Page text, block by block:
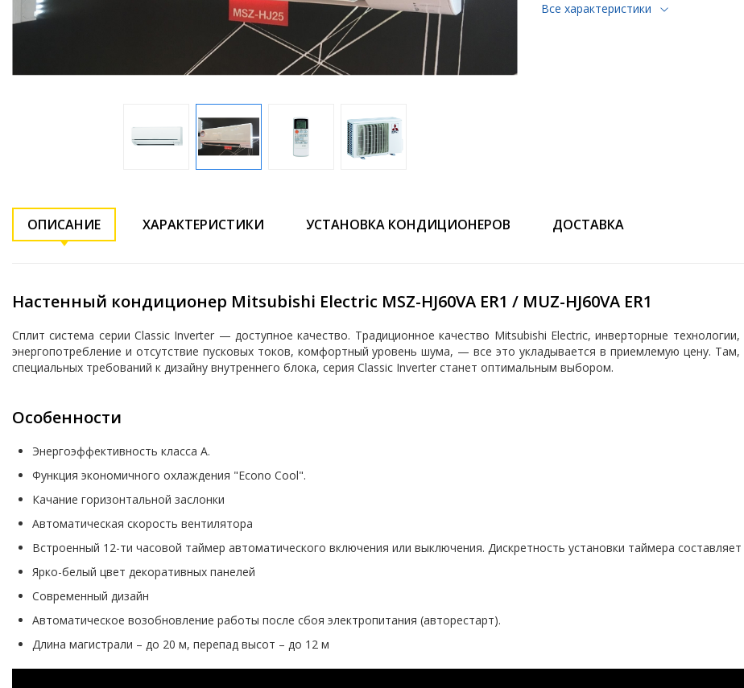
Все характеристики
ОПИСАНИЕ ХАРАКТЕРИСТИКИ УСТАНОВКА КОНДИЦИОНЕРОВ ДОСТАВКА
Настенный кондиционер Mitsubishi Electric MSZ-HJ60VA ER1 / MUZ-HJ60VA ER1
Сплит система серии Classic Inverter — доступное качество. Традиционное качество Mitsubishi Electric, инверторные
энергопотребление и отсутствие пусковых токов, комфортный уровень шума, — все это укладывается в приемлемую цену.
специальных требований к дизайну внутреннего блока, серия Classic Inverter станет оптимальным выбором.
Особенности
Энергоэффективность класса А.
Функция экономичного охлаждения "Econo Cool".
Качание горизонтальной заслонки
Автоматическая скорость вентилятора
Встроенный 12-ти часовой таймер автоматического включения или выключения. Дискретность установки таймера составляет
Ярко-белый цвет декоративных панелей
Современный дизайн
Автоматическое возобновление работы после сбоя электропитания (авторестарт).
Длина магистрали – до 20 м, перепад высот – до 12 м